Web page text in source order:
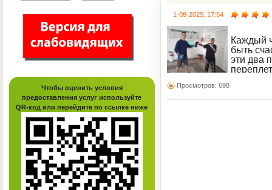
Чтобы оценить условия
предоставления услуг используйте
QR-код или перейдите по ссылке ниже
СПОРТ
1-08-2025, 17:54
Каждый
быть
эти два
не прибавляет ему
Главным условием
Просмотров: 698